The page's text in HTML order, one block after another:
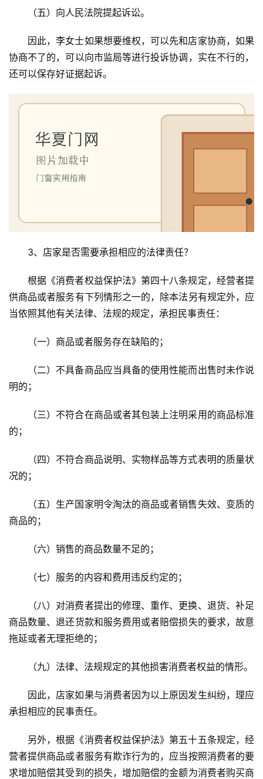
（五）向人民法院提起诉讼。
因此，李女士如果想要维权，可以先和店家协商，如果
协商不了的，可以向市监局等进行投诉协调，实在不行的，
还可以保存好证据起诉。
3、店家是否需要承担相应的法律责任？
根据《消费者权益保护法》第四十八条规定，经营者提
供商品或者服务有下列情形之一的，除本法另有规定外，应
当依照其他有关法律、法规的规定，承担民事责任：
（一）商品或者服务存在缺陷的；
（二）不具备商品应当具备的使用性能而出售时未作说
明的；
（三）不符合在商品或者其包装上注明采用的商品标准
的；
（四）不符合商品说明、实物样品等方式表明的质量状
况的；
（五）生产国家明令淘汰的商品或者销售失效、变质的
商品的；
（六）销售的商品数量不足的；
（七）服务的内容和费用违反约定的；
（八）对消费者提出的修理、重作、更换、退货、补足
商品数量、退还货款和服务费用或者赔偿损失的要求，故意
拖延或者无理拒绝的；
（九）法律、法规规定的其他损害消费者权益的情形。
因此，店家如果与消费者因为以上原因发生纠纷，理应
承担相应的民事责任。
另外，根据《消费者权益保护法》第五十五条规定，经
营者提供商品或者服务有欺诈行为的，应当按照消费者的要
求增加赔偿其受到的损失，增加赔偿的金额为消费者购买商